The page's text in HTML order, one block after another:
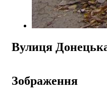
Вулиця
Зображення